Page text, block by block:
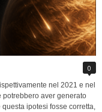
0
nel 2021 e nel
aver generato
ipotesi fosse corretta,